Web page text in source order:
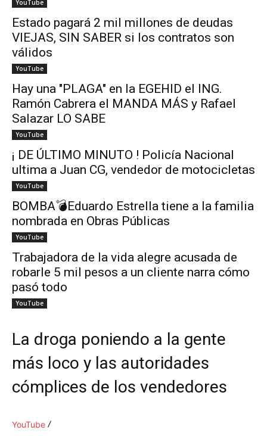
YouTube
Estado pagará 2 mil millones de deudas
VIEJAS, SIN SABER si los contratos son
válidos
YouTube
Hay una "PLAGA" en la EGEHID el ING.
Ramón Cabrera el MANDA MÁS y Rafael
Salazar LO SABE
YouTube
¡ DE ÚLTIMO MINUTO ! Policía Nacional
ultima a Juan CG, vendedor de motocicletas
YouTube
BOMBA💣Eduardo Estrella tiene a la familia
nombrada en Obras Públicas
YouTube
Trabajadora de la vida alegre acusada de
robarle 5 mil pesos a un cliente narra cómo
pasó todo
YouTube
La droga poniendo a la gente
más loco y las autoridades
cómplices de los vendedores
YouTube